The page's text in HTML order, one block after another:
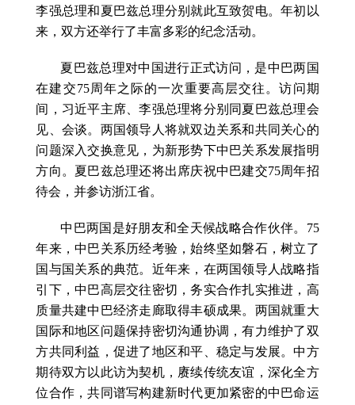
李强总理和夏巴兹总理分别就此互致贺电。年初以
来，双方还举行了丰富多彩的纪念活动。
夏巴兹总理对中国进行正式访问，是中巴两国
在建交75周年之际的一次重要高层交往。访问期
间，习近平主席、李强总理将分别同夏巴兹总理会
见、会谈。两国领导人将就双边关系和共同关心的
问题深入交换意见，为新形势下中巴关系发展指明
方向。夏巴兹总理还将出席庆祝中巴建交75周年招
待会，并参访浙江省。
中巴两国是好朋友和全天候战略合作伙伴。75
年来，中巴关系历经考验，始终坚如磐石，树立了
国与国关系的典范。近年来，在两国领导人战略指
引下，中巴高层交往密切，务实合作扎实推进，高
质量共建中巴经济走廊取得丰硕成果。两国就重大
国际和地区问题保持密切沟通协调，有力维护了双
方共同利益，促进了地区和平、稳定与发展。中方
期待双方以此访为契机，赓续传统友谊，深化全方
位合作，共同谱写构建新时代更加紧密的中巴命运